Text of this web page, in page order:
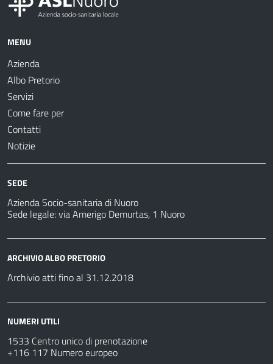
MENU
Azienda
Albo Pretorio
Servizi
Come fare per
Contatti
Notizie
SEDE
Azienda Socio-sanitaria di Nuoro
Sede legale: via Amerigo Demurtas, 1 Nuoro
ARCHIVIO ALBO PRETORIO
Archivio atti fino al 31.12.2018
NUMERI UTILI
1533 Centro unico di prenotazione
+116 117 Numero europeo